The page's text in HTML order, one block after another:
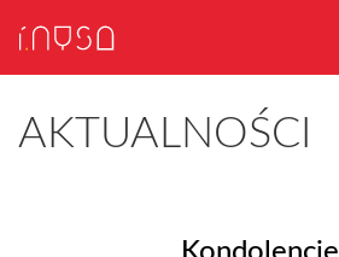
AKTUALNOŚCI